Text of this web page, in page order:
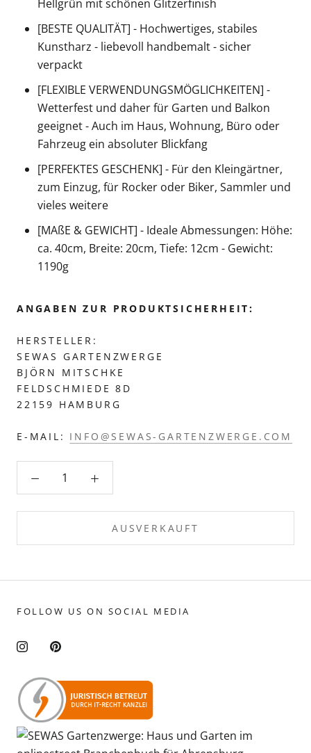
Hellgrün mit schönen Glitzerfinish
[BESTE QUALITÄT] - Hochwertiges, stabiles
Kunstharz - liebevoll handbemalt - sicher
verpackt
[FLEXIBLE VERWENDUNGSMÖGLICHKEITEN] -
Wetterfest und daher für Garten und Balkon
geeignet - Auch im Haus, Wohnung, Büro oder
Fahrzeug ein absoluter Blickfang
[PERFEKTES GESCHENK] - Für den Kleingärtner,
zum Einzug, für Rocker oder Biker, Sammler und
vieles weitere
[MAßE & GEWICHT] - Ideale Abmessungen: Höhe:
ca. 40cm, Breite: 20cm, Tiefe: 12cm - Gewicht:
1190g
ANGABEN ZUR PRODUKTSICHERHEIT:
HERSTELLER:
SEWAS GARTENZWERGE
BJÖRN MITSCHKE
FELDSCHMIEDE 8D
22159 HAMBURG
E-MAIL: INFO@SEWAS-GARTENZWERGE.COM
AUSVERKAUFT
FOLLOW US ON SOCIAL MEDIA